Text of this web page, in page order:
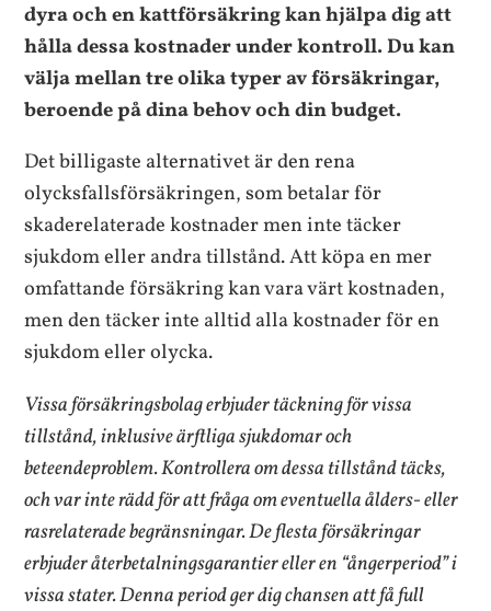
dyra och en kattförsäkring kan hjälpa dig att
hålla dessa kostnader under kontroll. Du kan
välja mellan tre olika typer av försäkringar,
beroende på dina behov och din budget.
Det billigaste alternativet är den rena
olycksfallsförsäkringen, som betalar för
skaderelaterade kostnader men inte täcker
sjukdom eller andra tillstånd. Att köpa en mer
omfattande försäkring kan vara värt kostnaden,
men den täcker inte alltid alla kostnader för en
sjukdom eller olycka.
Vissa försäkringsbolag erbjuder täckning för vissa
tillstånd, inklusive ärftliga sjukdomar och
beteendeproblem. Kontrollera om dessa tillstånd täcks,
och var inte rädd för att fråga om eventuella ålders- eller
rasrelaterade begränsningar. De flesta försäkringar
erbjuder återbetalningsgarantier eller en “ångerperiod” i
vissa stater. Denna period ger dig chansen att få full